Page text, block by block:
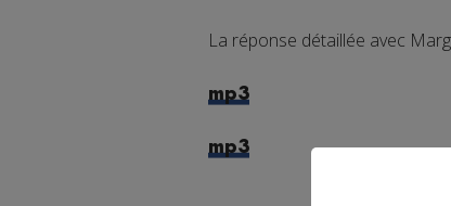
La réponse détaillée avec
mp3
mp3